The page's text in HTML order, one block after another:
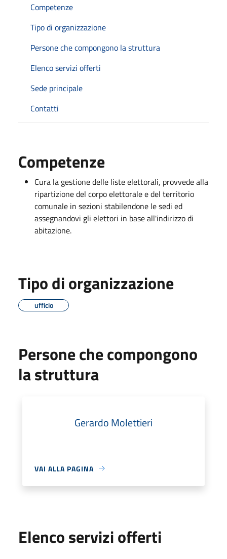
Competenze
Tipo di organizzazione
Persone che compongono la struttura
Elenco servizi offerti
Sede principale
Contatti
Competenze
Cura la gestione delle liste elettorali, provvede alla
ripartizione del corpo elettorale e del territorio
comunale in sezioni stabilendone le sedi ed
assegnandovi gli elettori in base all'indirizzo di
abitazione.
Tipo di organizzazione
ufficio
Persone che compongono
la struttura
Gerardo Molettieri
VAI ALLA PAGINA
Elenco servizi offerti